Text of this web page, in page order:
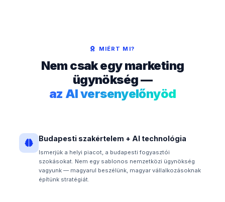
MIÉRT MI?
Nem csak egy marketing
ügynökség —
az AI versenyelőnyöd
Budapesti szakértelem + AI technológia
Ismerjük a helyi piacot, a budapesti fogyasztói
szokásokat. Nem egy sablonos nemzetközi ügynökség
vagyunk — magyarul beszélünk, magyar vállalkozásoknak
építünk stratégiát.